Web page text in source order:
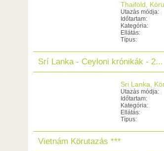
Thaiföld,
Utazás módja:
Időtartam:
Kategória:
Ellátás:
Típus:
Srí Lanka - Ceyloni krónikák - 2...
Sri Lanka,
Utazás módja:
Időtartam:
Kategória:
Ellátás:
Típus:
Vietnám Körutazás ***